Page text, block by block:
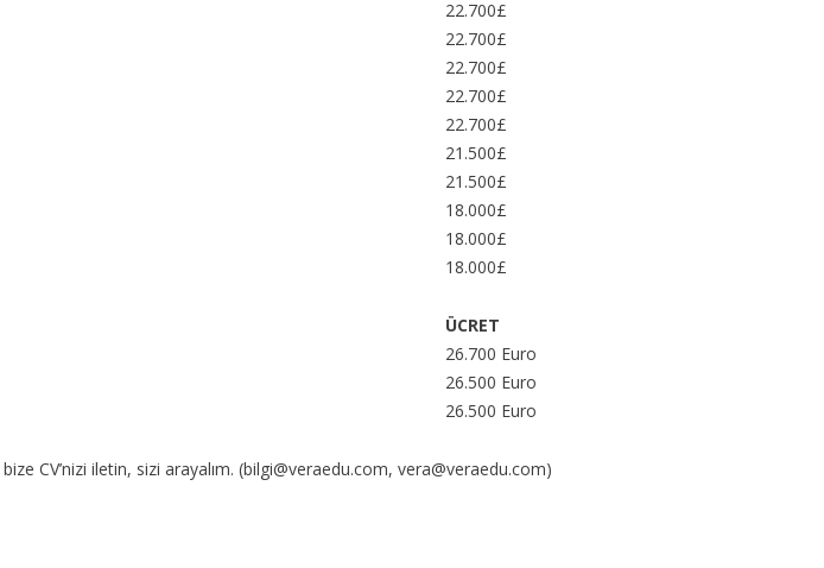
22.700£
22.700£
22.700£
22.700£
22.700£
21.500£
21.500£
18.000£
18.000£
18.000£
ÜCRET
26.700 Euro
26.500 Euro
26.500 Euro
CV’nizi iletin, sizi arayalım. (bilgi@veraedu.com, vera@veraedu.com)